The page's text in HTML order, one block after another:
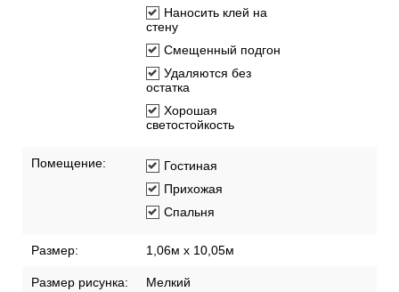
Наносить клей на
стену
Смещенный подгон
Удаляются без
остатка
Хорошая
светостойкость
Помещение:
Гостиная
Прихожая
Спальня
Размер: 1,06м х 10,05м
Размер рисунка: Мелкий